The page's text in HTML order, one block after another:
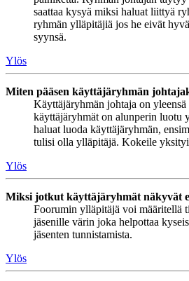
saattaa kysyä miksi haluat liittyä
ryhmän ylläpitäjiä jos he eivät
syynsä.
Ylös
Miten pääsen käyttäjäryhmän
Käyttäjäryhmän johtaja on
käyttäjäryhmät on alunperin luotu
haluat luoda käyttäjäryhmän,
tulisi olla ylläpitäjä. Kokeile
Ylös
Miksi jotkut käyttäjäryhmät näkyvät
Foorumin ylläpitäjä voi määritellä
jäsenille värin joka helpottaa
jäsenten tunnistamista.
Ylös